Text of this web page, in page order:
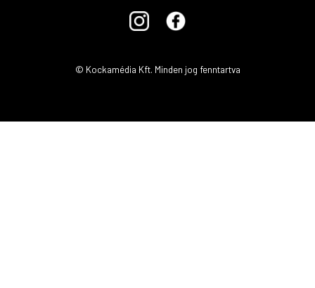
© Kockamédia Kft. Minden jog fenntartva